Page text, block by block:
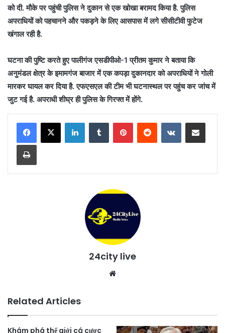
को दी. मौके पर पहुंची पुलिस ने दुकान से एक खोखा बरामद किया है. पुलिस
अपराधियों को पहचानने और पकड़ने के लिए आसपास में लगे सीसीटीवी फुटेज
खंगाल रही है.
घटना की पुष्टि करते हुए पालीगंज एसडीपीओ-1 प्रीतम कुमार ने बताया कि
अनुमंडल क्षेत्र के इमामगंज बाजार में एक कपड़ा दुकानदार को अपराधियों ने गोली
मारकर घायल कर दिया है. एफएसएल की टीम भी घटनास्थल पर पहुंच कर जांच में
जुट गई है. अपराधी शीघ्र ही पुलिस के गिरफ्त में होंगे.
LinkedInTumblr PinterestReddit VKontakteShare via Email
Print
24city live
Related Articles
Khám phá thế giới cá cược